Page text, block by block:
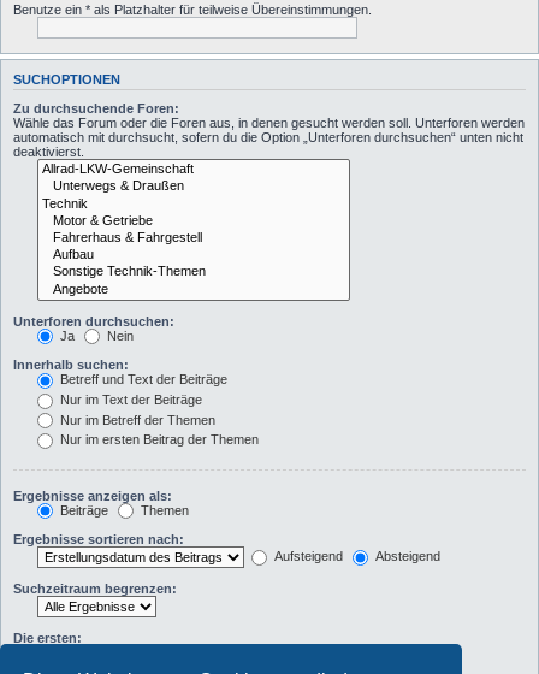
Benutze ein * als Platzhalter für teilweise Übereinstimmungen.
SUCHOPTIONEN
Zu durchsuchende Foren:
Wähle das Forum oder die Foren aus, in denen gesucht werden soll. Unterforen werden
automatisch mit durchsucht, sofern du die Option „Unterforen durchsuchen“ unten nicht
deaktivierst.
Unterforen durchsuchen:
Ja
Nein
Innerhalb suchen:
Betreff und Text der Beiträge
Nur im Text der Beiträge
Nur im Betreff der Themen
Nur im ersten Beitrag der Themen
Ergebnisse anzeigen als:
Beiträge
Themen
Ergebnisse sortieren nach:
Aufsteigend
Absteigend
Suchzeitraum begrenzen:
Die ersten: